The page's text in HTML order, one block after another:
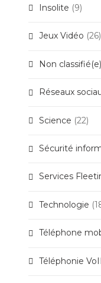
Insolite (9)
Jeux Vidéo (26)
Non classifié(e)
Réseaux
Science (22)
Sécurité
Services
Technologie
Téléphone
Téléphonie